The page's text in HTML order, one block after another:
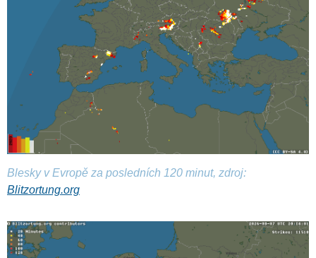
Blesky v Evropě za posledních 120 minut, zdroj:
Blitzortung.org